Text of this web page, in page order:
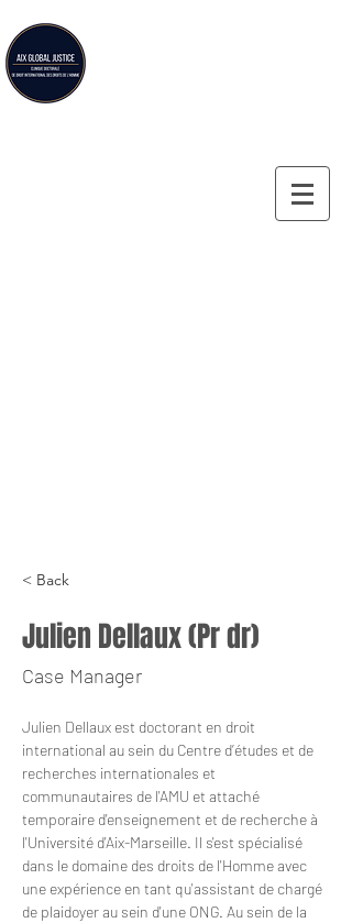
< Back
Julien Dellaux (Pr dr)
Case Manager
Julien Dellaux est doctorant en droit
international au sein du Centre d’études et de
recherches internationales et
communautaires de l'AMU et attaché
temporaire d'enseignement et de recherche à
l'Université d'Aix-Marseille. Il s'est spécialisé
dans le domaine des droits de l'Homme avec
une expérience en tant qu'assistant de chargé
de plaidoyer au sein d'une ONG. Au sein de la